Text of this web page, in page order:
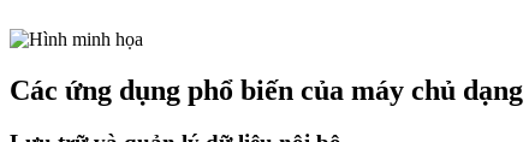
Các ứng dụng phổ biến của máy chủ